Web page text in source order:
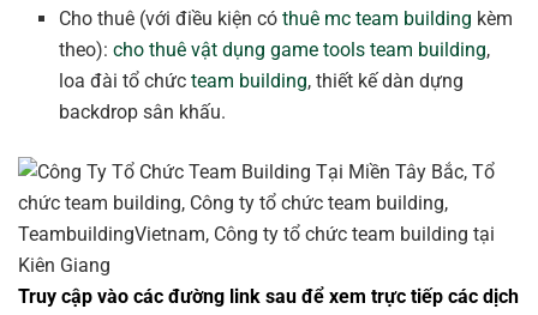
Cho thuê (với điều kiện cóthuê mc team building kèm
theo):cho thuê vật dụng game tools team building,
loa đài tổ chứcteam building, thiết kế dàn dựng
backdrop sân khấu.
Truy cập vào các đường link sau để xem trực tiếp các dịch